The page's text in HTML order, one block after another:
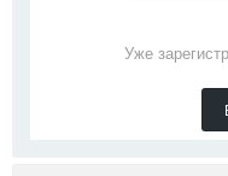
Уже